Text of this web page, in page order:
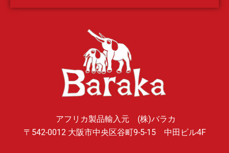
アフリカ製品輸入元 (株)バラカ
〒542-0012 大阪市中央区谷町9-5-15 中田ビル4F